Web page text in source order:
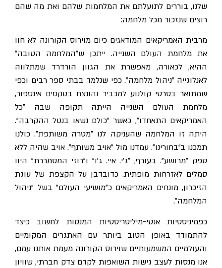
שלנו, בוררים לתועלתם את המלחמות שלהם ואת מה שהם
רוצים שנזכור מכל מלחמה:
מרבית האמריקאים המודאגים כיום מוירוס הקורונה לא חוו
את מלחמת העולם השנייה. ייתכן ש"המלחמה הטובה"
ההיא, לכאורה, מאפשרת את הגוון הורדרד שמתלווה
לאנלוגייה "ניהול מלחמה". כפי שנלמד בבתי ספר רבים וכפי
שמתואר בסרטי קולנוע למכביר והונצח בטקסים אינספור,
מלחמת העולם השנייה הייתה תקופה שבה "כל
האמריקאים התאחדו", כאשר "כולם נשאו בנטל ההקרבה".
היתה זו המלחמה שהעניקה לנו "מטרה משותפת". כולנו
תמכנו ב"בחורינו". עמדנו מול "אויב משותף". אויב שהיה ללא
ספק "מרושע". בעורף, "ג'י. איי. ג'ו" ו"רוזי המסמררת" היוו
סמלים לאזרחות מופתית. כדובדבן על הקצפת של עוגת
הזיכרון, מונחים האמריקאים כ"מושיעי העולם" בשל ״ניהול
המלחמה״.
כפמיניסטיות אנטי-מיליטריסטיות המנסות לחשוב כיצד
להתמודד באופן הטוב ביותר עם האתגרים המקומיים
והעולמיים המשמעותיים שוירוס הקורונה מעמת אותנו עמם,
אנו מנסות לעצב גישות השואפות לקדם צדק חברתי, שוויון